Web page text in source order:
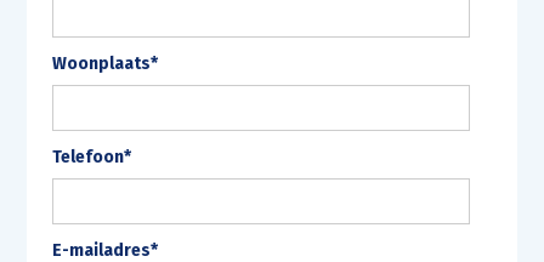
Woonplaats*
Telefoon*
E-mailadres*